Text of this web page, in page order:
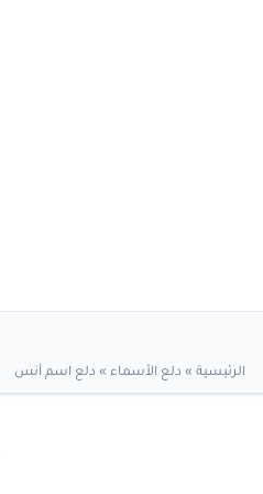
الرئيسية » دلع الأسماء » دلع اسم أنس